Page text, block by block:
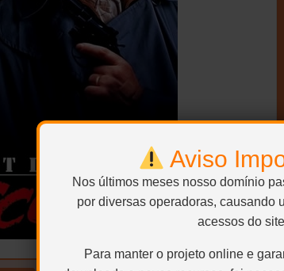
Aviso
Nos últimos meses nosso domínio
por diversas operadoras, causando
acessos do
Para manter o projeto online e